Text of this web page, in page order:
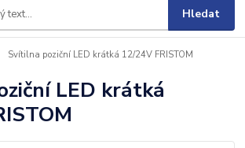
Hledat
Svítilna poziční LED krátká 12/24V FRISTOM
LED krátká